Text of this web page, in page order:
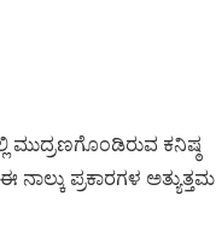
ಕನಿಷ್ಠ
ಪ್ರಕಾರಗಳ ಅತ್ಯುತ್ತಮ